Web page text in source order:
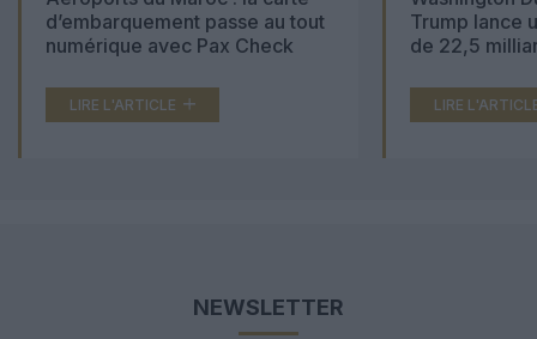
d’embarquement passe au tout
numérique avec Pax Check
LIRE L'ARTICLE
Trump lance
de 22,5
LIRE
NEWSLETTER